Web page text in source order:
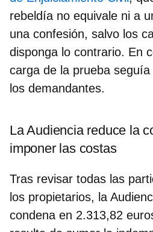
rebeldía no equivale ni a
una confesión, salvo los
disponga lo contrario. En
carga de la prueba
los demandantes.
La Audiencia reduce la
imponer las costas
Tras revisar todas las
los propietarios, la
condena en 2.313,82